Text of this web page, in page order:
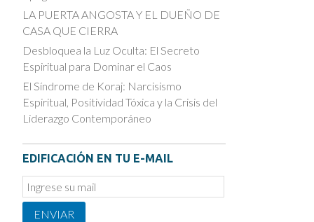
LA PUERTA ANGOSTA Y EL DUEÑO DE
CASA QUE CIERRA
Desbloquea la Luz Oculta: El Secreto
Espiritual para Dominar el Caos
El Síndrome de Koraj: Narcisismo
Espiritual, Positividad Tóxica y la Crisis del
Liderazgo Contemporáneo
EDIFICACIÓN EN TU E-MAIL
Email
Subscription
ENVIAR